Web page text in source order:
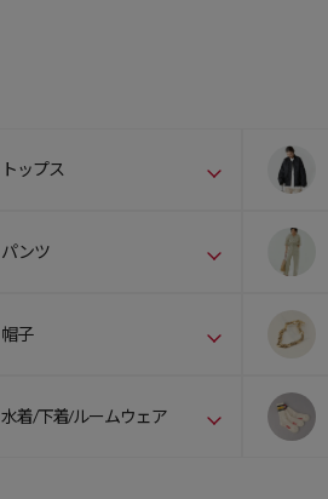
トップス
パンツ
帽子
水着/下着/ルームウェア